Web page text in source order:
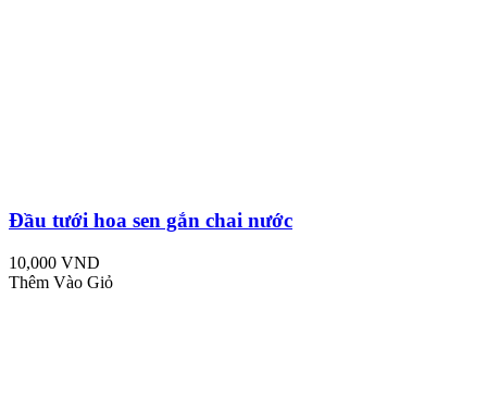
Đầu tưới hoa sen gắn chai nước
10,000 VND
Thêm Vào Giỏ